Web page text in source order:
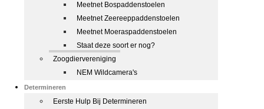
Meetnet Bospaddenstoelen
Meetnet Zeereeppaddenstoelen
Meetnet Moeraspaddenstoelen
Staat deze soort er nog?
Zoogdiervereniging
NEM Wildcamera's
Determineren
Eerste Hulp Bij Determineren